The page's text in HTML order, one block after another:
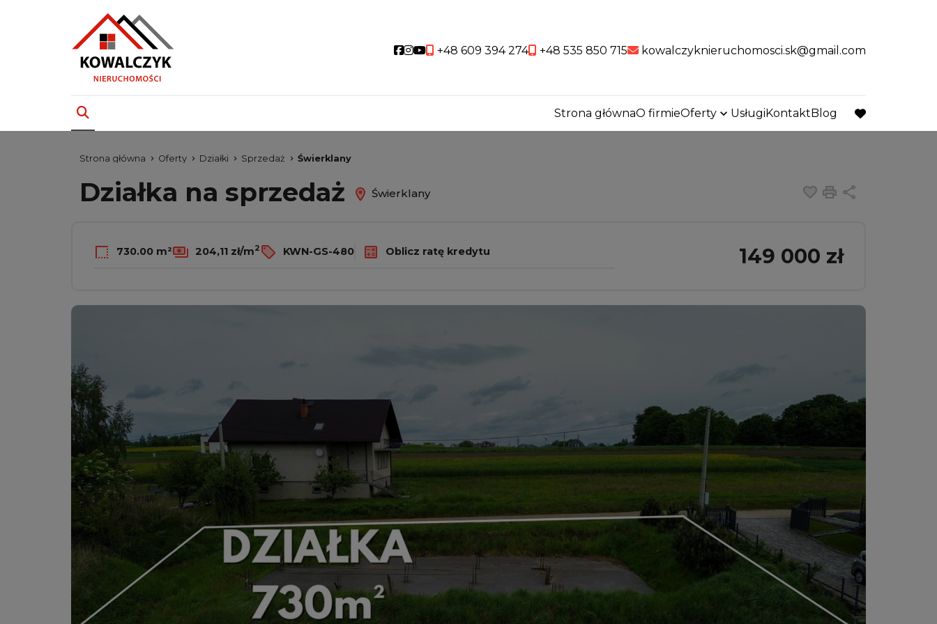
Social link
Social link
Social link
+48 609 394 274 +48 535 850 715 kowalczyknieruchomosci.sk@gmail.com
Strona głównaO firmieOferty UsługiKontaktBlog
favorite
Strona główna Oferty Działki Sprzedaż Świerklany
Działka na sprzedaż Świerklany Dodaj do
Drukuj
730.00 m² 204,11 zł/m2 KWN-GS-480 Oblicz ratę kredytu 149 000 zł